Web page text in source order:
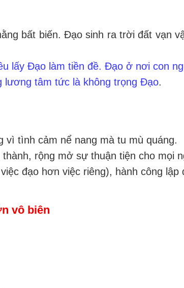
bất biến. Đạo sinh ra trời đất vạn
lấy Đạo làm tiền đề. Đạo ở nơi con
lương tâm tức là không trọng Đạo.
vì tình cảm nể nang mà tu mù quáng.
rộng mở sự thuận tiện cho mọi
đạo hơn việc riêng), hành công lập
vô biên